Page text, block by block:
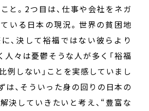
と。2つ目は、仕事や会社をネガ
いる日本の現況。世界の貧困地
、決して裕福ではない彼らより
人々は憂鬱そうな人が多く「裕福
例しない」ことを実感していまし
は、そういった身の回りの日本の
決していきたいと考え、“豊富な